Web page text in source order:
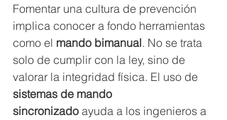
Fomentar una cultura de prevención
implica conocer a fondo herramientas
como el mando bimanual. No se trata
solo de cumplir con la ley, sino de
valorar la integridad física. El uso de
sistemas de mando
sincronizado ayuda a los ingenieros a